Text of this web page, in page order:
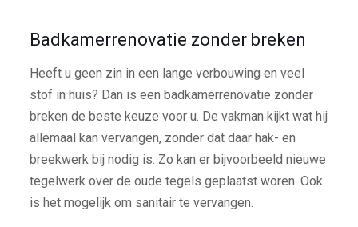
Badkamerrenovatie zonder breken
Heeft u geen zin in een lange verbouwing en veel
stof in huis? Dan is een badkamerrenovatie zonder
breken de beste keuze voor u. De vakman kijkt wat hij
allemaal kan vervangen, zonder dat daar hak- en
breekwerk bij nodig is. Zo kan er bijvoorbeeld nieuwe
tegelwerk over de oude tegels geplaatst woren. Ook
is het mogelijk om sanitair te vervangen.